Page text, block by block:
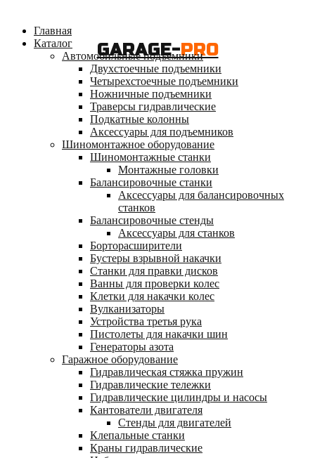
GARAGE-PRO
Главная
Каталог
Автомобильные подъемники
Двухстоечные подъемники
Четырехстоечные подъемники
Ножничные подъемники
Траверсы гидравлические
Подкатные колонны
Аксессуары для подъемников
Шиномонтажное оборудование
Шиномонтажные станки
Монтажные головки
Балансировочные станки
Аксессуары для балансировочных
станков
Балансировочные стенды
Аксессуары для станков
Борторасширители
Бустеры взрывной накачки
Станки для правки дисков
Ванны для проверки колес
Клетки для накачки колес
Вулканизаторы
Устройства третья рука
Пистолеты для накачки шин
Генераторы азота
Гаражное оборудование
Гидравлическая стяжка пружин
Гидравлические тележки
Гидравлические цилиндры и насосы
Кантователи двигателя
Стенды для двигателей
Клепальные станки
Краны гидравлические